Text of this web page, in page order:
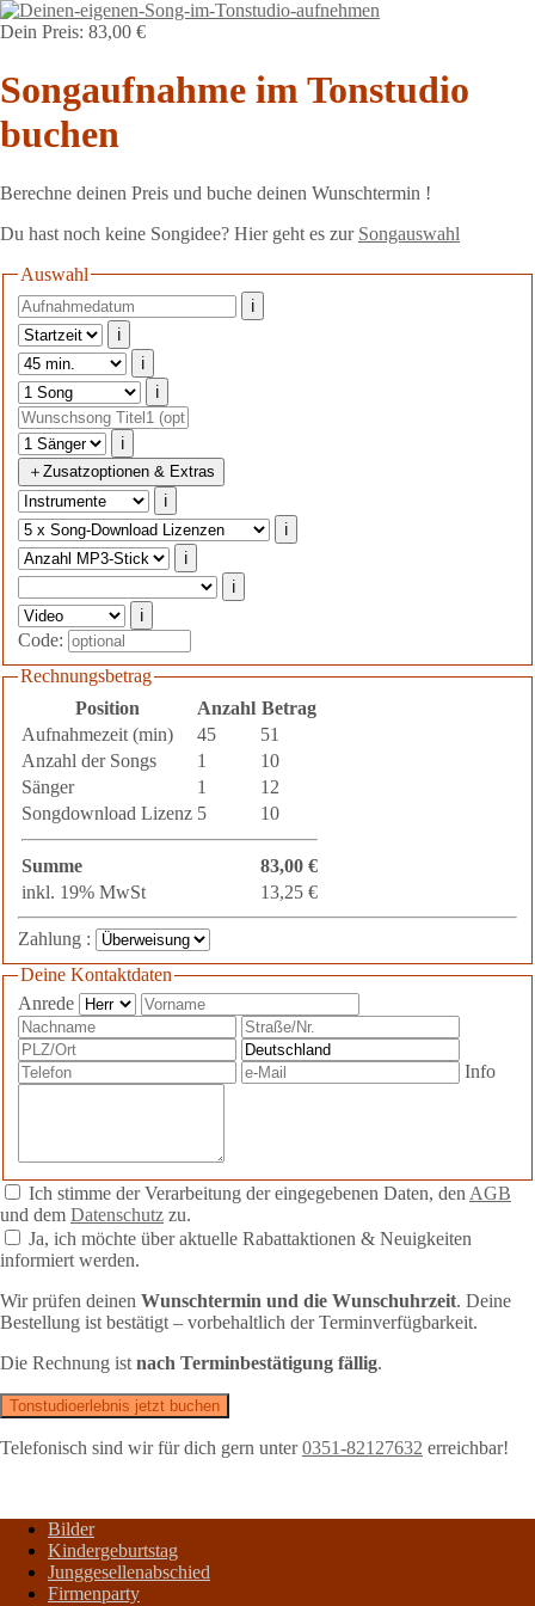
Dein Preis: 83,00 €
Songaufnahme im Tonstudio
buchen
Berechne deinen Preis und buche deinen Wunschtermin !
Du hast noch keine Songidee? Hier geht es zur Songauswahl
Auswahl
ℹ
ℹ
ℹ
ℹ
ℹ
＋ Zusatzoptionen & Extras
ℹ
ℹ
ℹ
ℹ
ℹ
Code:
Rechnungsbetrag
Position
Anzahl Betrag
Aufnahmezeit (min)
45
51
Anzahl der Songs
1
10
Sänger
1
12
Songdownload Lizenz 5 10
Summe
83,00 €
inkl. 19% MwSt
13,25 €
Zahlung :
Deine Kontaktdaten
Anrede
Info
Ich stimme der Verarbeitung der eingegebenen Daten, den AGB
und dem Datenschutz zu.
Ja, ich möchte über aktuelle Rabattaktionen & Neuigkeiten
informiert werden.
Wir prüfen deinen Wunschtermin und die Wunschuhrzeit. Deine
Bestellung ist bestätigt – vorbehaltlich der Terminverfügbarkeit.
Die Rechnung ist nach Terminbestätigung fällig.
Tonstudioerlebnis jetzt buchen
Telefonisch sind wir für dich gern unter0351-82127632 erreichbar!
Bilder
Kindergeburtstag
Junggesellenabschied
Firmenparty